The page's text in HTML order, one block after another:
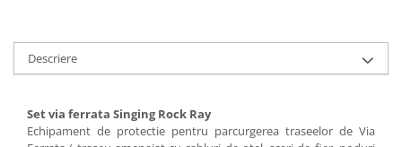
Descriere
Set via ferrata Singing Rock Ray
Echipament de protectie pentru parcurgerea traseelor de Via